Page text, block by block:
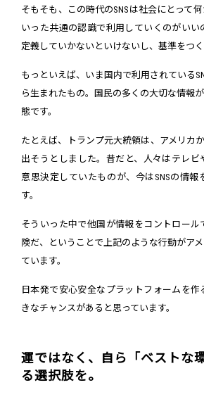
そもそも、この時代のSNSは社会にとって
いった共通の認識で利用していくのがいい
定義していかないといけないし、基準をつく
もっといえば、いま国内で利用されている
ら生まれたもの。国民の多くの大切な情報
態です。
たとえば、トランプ元大統領は、アメリカ
出そうとしました。昔だと、人々はテレビ
意思決定していたものが、今はSNSの情報
す。
そういった中で他国が情報をコントロール
険だ、ということで上記のような行動がア
ています。
日本発で安心安全なプラットフォームを
きなチャンスがあると思っています。
運ではなく、自ら「ベストな
る選択肢を。